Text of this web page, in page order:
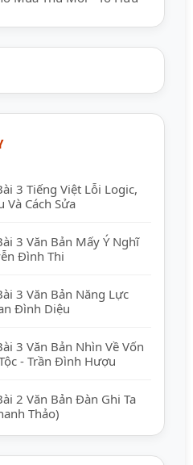
3 Tiếng Việt Lỗi Logic,
Và Cách Sửa
3 Văn Bản Mấy Ý Nghĩ
Đình Thi
3 Văn Bản Năng Lực
Đình Diệu
3 Văn Bản Nhìn Về Vốn
- Trần Đình Hượu
2 Văn Bản Đàn Ghi Ta
Thảo)